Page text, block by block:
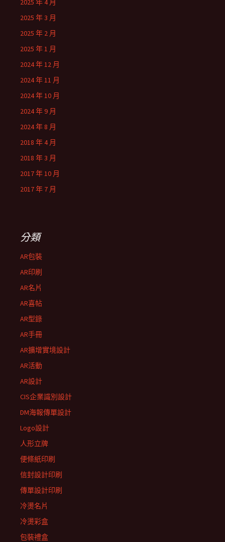
2025 年 4 月
2025 年 3 月
2025 年 2 月
2025 年 1 月
2024 年 12 月
2024 年 11 月
2024 年 10 月
2024 年 9 月
2024 年 8 月
2018 年 4 月
2018 年 3 月
2017 年 10 月
2017 年 7 月
分類
AR包裝
AR印刷
AR名片
AR喜帖
AR型錄
AR手冊
AR擴增實境設計
AR活動
AR設計
CIS企業識別設計
DM海報傳單設計
Logo設計
人形立牌
便條紙印刷
信封設計印刷
傳單設計印刷
冷燙名片
冷燙彩盒
包裝禮盒